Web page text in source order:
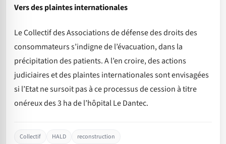
Vers des plaintes internationales
Le Collectif des Associations de défense des droits des
consommateurs s’indigne de l’évacuation, dans la
précipitation des patients. A l’en croire, des actions
judiciaires et des plaintes internationales sont envisagées
si l’Etat ne sursoit pas à ce processus de cession à titre
onéreux des 3 ha de l’hôpital Le Dantec.
Collectif HALD reconstruction